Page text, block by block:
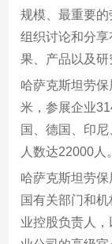
规模、最重要
组织讨论和分
果、产品以及研
哈萨克斯坦劳
米，参展企业
国、德国、印
人数达22000人。
哈萨克斯坦劳
国有关部门和
业控股负责人